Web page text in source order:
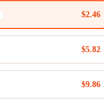
$2.46
$5.82
$9.86